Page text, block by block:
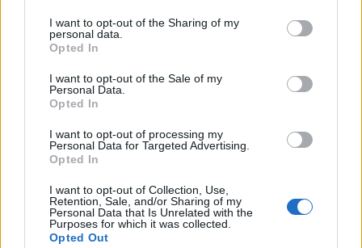
not limited to your visit or usage behaviour. You may click to
grant or deny consent to Google and its third-party tags to
use your data for below specified purposes in below Google
consent section.
I want to opt-out of the Sharing of my
personal data.
Opted In
I want to opt-out of the Sale of my
Personal Data.
Opted In
I want to opt-out of processing my
Personal Data for Targeted Advertising.
Opted In
I want to opt-out of Collection, Use,
Retention, Sale, and/or Sharing of my
Personal Data that Is Unrelated with the
Purposes for which it was collected.
Opted Out
mogyoróvajat a zabkásánkhoz, ugyanis a bennük
található egészséges zsírok szintén segíthetnek a
elkerülésében.A legjobb, ha a reggelinket
tehéntejjel, zsíros joghurttal vagy olyan
vagy cukrot, valamint érdemes elkerülni a mézet, a
cukrot, a datolyát és a juharszirupot.